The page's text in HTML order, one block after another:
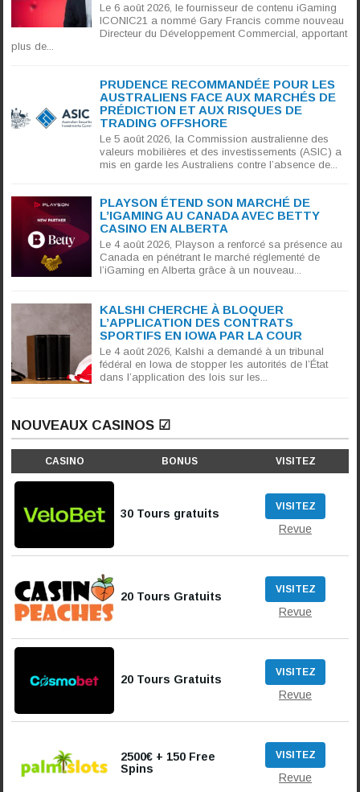
Le 6 août 2026, le fournisseur de contenu iGaming
ICONIC21 a nommé Gary Francis comme nouveau
Directeur du Développement Commercial, apportant
plus de...
PRUDENCE RECOMMANDÉE POUR LES
AUSTRALIENS FACE AUX MARCHÉS DE
PRÉDICTION ET AUX RISQUES DE
TRADING OFFSHORE
Le 5 août 2026, la Commission australienne des
valeurs mobilières et des investissements (ASIC) a
mis en garde les Australiens contre l’absence de...
PLAYSON ÉTEND SON MARCHÉ DE
L’IGAMING AU CANADA AVEC BETTY
CASINO EN ALBERTA
Le 4 août 2026, Playson a renforcé sa présence au
Canada en pénétrant le marché réglementé de
l’iGaming en Alberta grâce à un nouveau...
KALSHI CHERCHE À BLOQUER
L’APPLICATION DES CONTRATS
SPORTIFS EN IOWA PAR LA COUR
Le 4 août 2026, Kalshi a demandé à un tribunal
fédéral en Iowa de stopper les autorités de l’État
dans l’application des lois sur les...
NOUVEAUX CASINOS ☑
CASINO BONUS VISITEZ
30 Tours gratuits
VISITEZ
Revue
20 Tours Gratuits
VISITEZ
Revue
20 Tours Gratuits
VISITEZ
Revue
2500€ + 150 Free
Spins
VISITEZ
Revue